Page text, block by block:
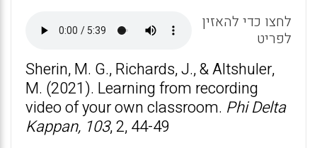
A
p
p
o
o
k
לחצו כדי להאזין
לפריט
Sherin, M. G., Richards, J., & Altshuler,
M. (2021). Learning from recording
video of your own classroom. Phi Delta
Kappan, 103, 2, 44-49